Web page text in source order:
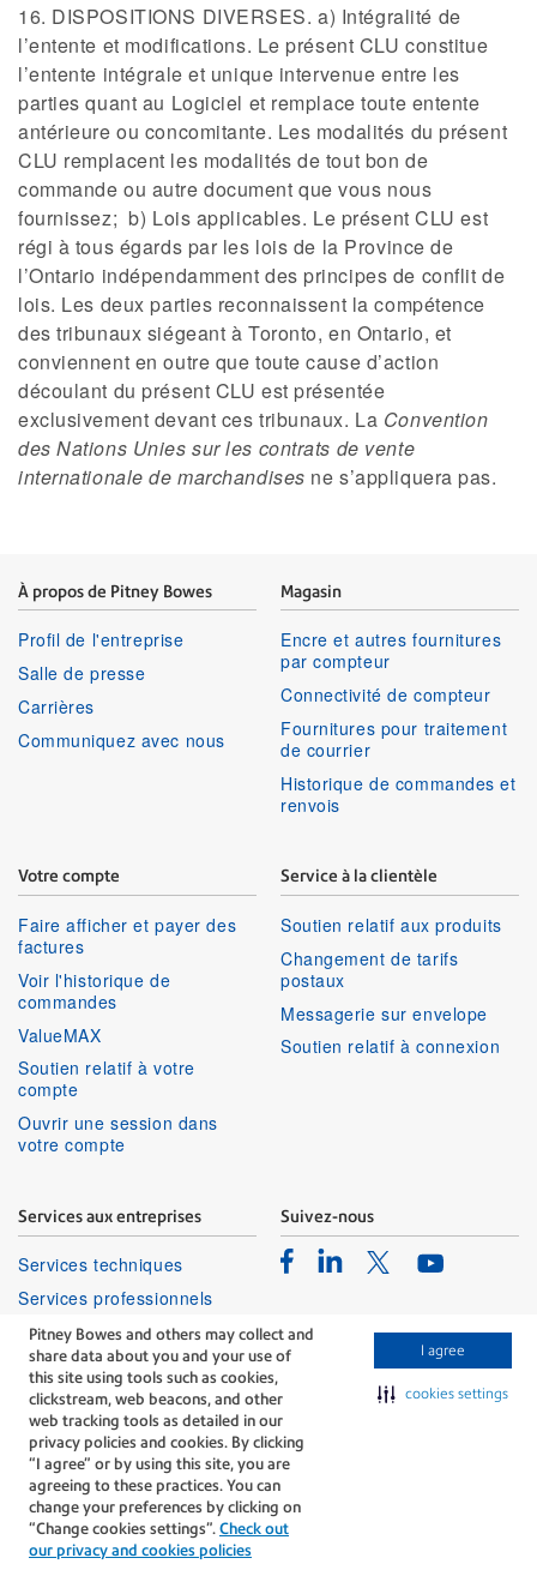
Pitney Bowes and others may collect and
share data about you and your use of
this site using tools such as cookies,
clickstream, web beacons, and other
web tracking tools as detailed in our
privacy policies and cookies. By clicking
“I agree” or by using this site, you are
agreeing to these practices. You can
change your preferences by clicking on
“Change cookies settings”. Check out
our privacy and cookies policies
I agree
cookies settings
16. DISPOSITIONS DIVERSES. a) Intégralité de
l’entente et modifications. Le présent CLU constitue
l’entente intégrale et unique intervenue entre les
parties quant au Logiciel et remplace toute entente
antérieure ou concomitante. Les modalités du présent
CLU remplacent les modalités de tout bon de
commande ou autre document que vous nous
fournissez; b) Lois applicables. Le présent CLU est
régi à tous égards par les lois de la Province de
l’Ontario indépendamment des principes de conflit de
lois. Les deux parties reconnaissent la compétence
des tribunaux siégeant à Toronto, en Ontario, et
conviennent en outre que toute cause d’action
découlant du présent CLU est présentée
exclusivement devant ces tribunaux. La Convention
des Nations Unies sur les contrats de vente
internationale de marchandises ne s’appliquera pas.
À propos de Pitney Bowes
Profil de l'entreprise
Salle de presse
Carrières
Communiquez avec nous
Magasin
Encre et autres fournitures
par compteur
Connectivité de compteur
Fournitures pour traitement
de courrier
Historique de commandes et
renvois
Votre compte
Faire afficher et payer des
factures
Voir l'historique de
commandes
ValueMAX
Soutien relatif à votre
compte
Ouvrir une session dans
votre compte
Service à la clientèle
Soutien relatif aux produits
Changement de tarifs
postaux
Messagerie sur envelope
Soutien relatif à connexion
Services aux entreprises
Services techniques
Services professionnels
Suivez-nous
FacebookLinkedinTwitterYoutube
The technology behind
every important delivery.
Modalités
Confidentialité
Politique Relative Aux Cookies